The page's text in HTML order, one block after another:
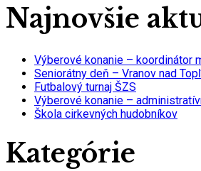
Najnovšie
Výberové konanie – koordinátor
Seniorátny deň – Vranov nad
Futbalový turnaj ŠZS
Výberové konanie –
Škola cirkevných hudobníkov
Kategórie